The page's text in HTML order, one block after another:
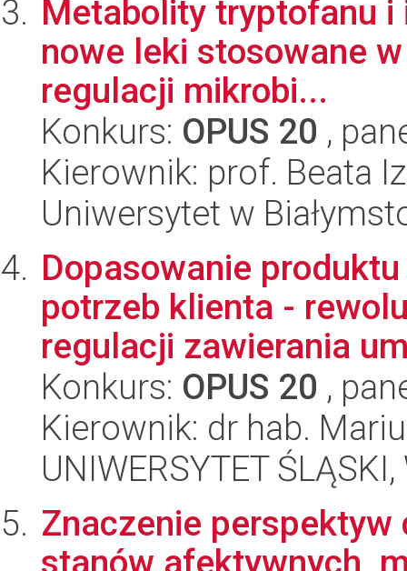
Metabolity tryptofanu
nowe leki stosowane
regulacji mikrobi...
Konkurs: OPUS 20 ,
Kierownik: prof. Beata
Uniwersytet w
Dopasowanie
potrzeb klienta -
regulacji zawierania
Konkurs: OPUS 20 ,
Kierownik: dr hab.
UNIWERSYTET
Znaczenie
stanów afektywnych,